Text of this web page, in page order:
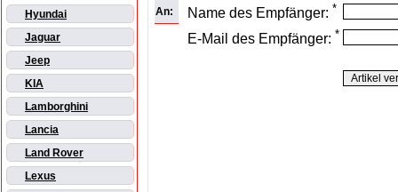
Hyundai
Jaguar
Jeep
KIA
Lamborghini
Lancia
Land Rover
Lexus
An: Name des Empfänger: *
E-Mail des Empfänger: *